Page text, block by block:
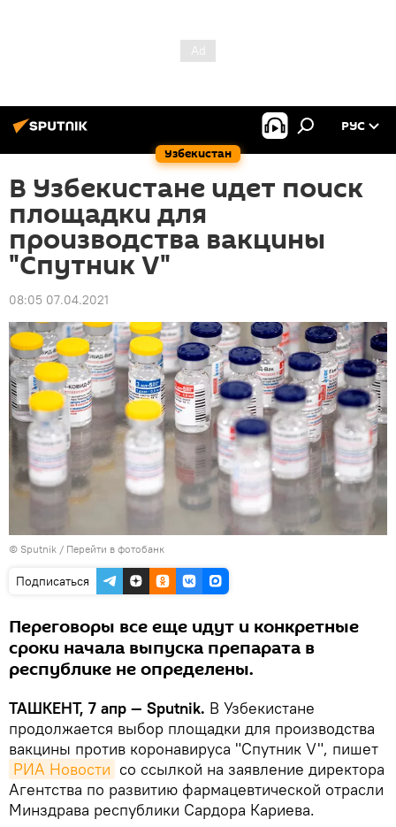
Узбекистан
РУС
В Узбекистане идет поиск
площадки для
производства вакцины
"Спутник V"
08:05 07.04.2021
© Sputnik / Перейти в фотобанк
Подписаться
Переговоры все еще идут и конкретные
сроки начала выпуска препарата в
республике не определены.
ТАШКЕНТ, 7 апр — Sputnik. В Узбекистане
продолжается выбор площадки для производства
вакцины против коронавируса "Спутник V", пишет
РИА Новости со ссылкой на заявление директора
Агентства по развитию фармацевтической отрасли
Минздрава республики Сардора Кариева.